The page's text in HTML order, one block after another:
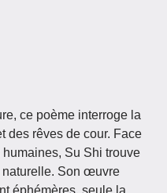
ce poème interroge la
des rêves de cour. Face
Su Shi trouve
naturelle. Son œuvre
éphémères, seule la